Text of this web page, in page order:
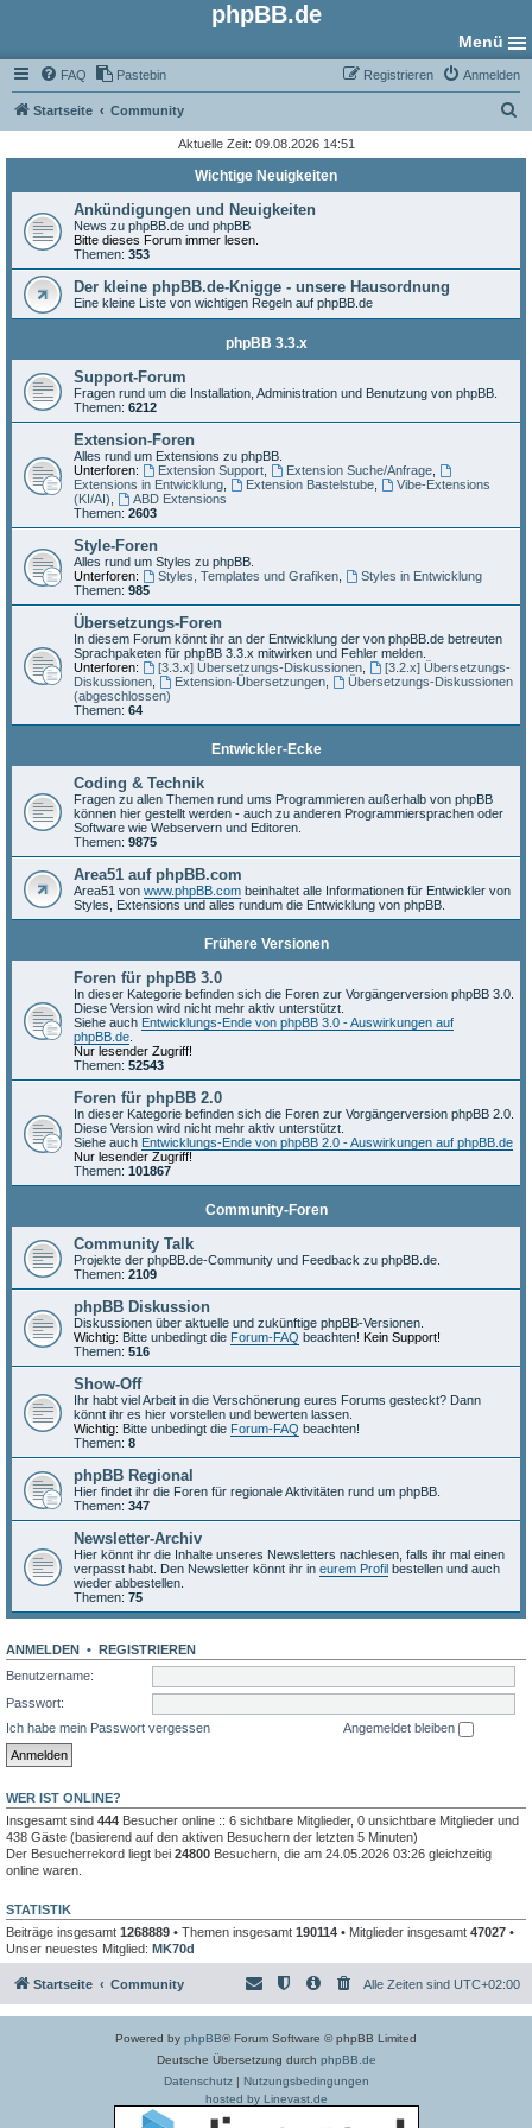
phpBB.de
Menü
FAQ Pastebin Anmelden
Registrieren
Startseite Community
h
Aktuelle Zeit: 09.08.2026 14:51
Wichtige Neuigkeiten
Ankündigungen und Neuigkeiten
News zu phpBB.de und phpBB
Bitte dieses Forum immer lesen.
Themen: 353
Der kleine phpBB.de-Knigge - unsere Hausordnung
Eine kleine Liste von wichtigen Regeln auf phpBB.de
phpBB 3.3.x
Support-Forum
Fragen rund um die Installation, Administration und Benutzung von phpBB.
Themen: 6212
Extension-Foren
Alles rund um Extensions zu phpBB.
Unterforen:
Extension Support, Extension Suche/Anfrage,
Extensions in Entwicklung
Extension Bastelstube,
Vibe-Extensions
(KI/AI)
ABD Extensions
Themen: 2603
Style-Foren
Alles rund um Styles zu phpBB.
Unterforen:
Styles, Templates und Grafiken,
Styles in Entwicklung
Themen: 985
Übersetzungs-Foren
In diesem Forum könnt ihr an der Entwicklung der von phpBB.de betreuten
Sprachpaketen für phpBB 3.3.x mitwirken und Fehler melden.
Unterforen:
[3.3.x] Übersetzungs-Diskussionen,
[3.2.x] Übersetzungs-
Diskussionen
Extension-Übersetzungen,
Übersetzungs-Diskussionen
(abgeschlossen)
Themen: 64
Entwickler-Ecke
Coding & Technik
Fragen zu allen Themen rund ums Programmieren außerhalb von phpBB
können hier gestellt werden - auch zu anderen Programmiersprachen oder
Software wie Webservern und Editoren.
Themen: 9875
Area51 auf phpBB.com
Area51 von www.phpBB.com beinhaltet alle Informationen für Entwickler von
Styles, Extensions und alles rundum die Entwicklung von phpBB.
Frühere Versionen
Foren für phpBB 3.0
In dieser Kategorie befinden sich die Foren zur Vorgängerversion phpBB 3.0.
Diese Version wird nicht mehr aktiv unterstützt.
Siehe auch Entwicklungs-Ende von phpBB 3.0 - Auswirkungen auf
phpBB.de
Nur lesender Zugriff!
Themen: 52543
Foren für phpBB 2.0
In dieser Kategorie befinden sich die Foren zur Vorgängerversion phpBB 2.0.
Diese Version wird nicht mehr aktiv unterstützt.
Siehe auch Entwicklungs-Ende von phpBB 2.0 - Auswirkungen auf phpBB.de
Nur lesender Zugriff!
Themen: 101867
Community-Foren
Community Talk
Projekte der phpBB.de-Community und Feedback zu phpBB.de.
Themen: 2109
phpBB Diskussion
Diskussionen über aktuelle und zukünftige phpBB-Versionen.
Wichtig: Bitte unbedingt die Forum-FAQ beachten! Kein Support!
Themen: 516
Show-Off
Ihr habt viel Arbeit in die Verschönerung eures Forums gesteckt? Dann
könnt ihr es hier vorstellen und bewerten lassen.
Wichtig: Bitte unbedingt die Forum-FAQ beachten!
Themen: 8
phpBB Regional
Hier findet ihr die Foren für regionale Aktivitäten rund um phpBB.
Themen: 347
Newsletter-Archiv
Hier könnt ihr die Inhalte unseres Newsletters nachlesen, falls ihr mal einen
verpasst habt. Den Newsletter könnt ihr in eurem Profil bestellen und auch
wieder abbestellen.
Themen: 75
ANMELDEN • REGISTRIEREN
Benutzername:
Passwort:
Ich habe mein Passwort vergessen
Angemeldet bleiben
WER IST ONLINE?
Insgesamt sind 444 Besucher online :: 6 sichtbare Mitglieder, 0 unsichtbare Mitglieder und
438 Gäste (basierend auf den aktiven Besuchern der letzten 5 Minuten)
Der Besucherrekord liegt bei 24800 Besuchern, die am 24.05.2026 03:26 gleichzeitig
online waren.
STATISTIK
Beiträge insgesamt 1268889 • Themen insgesamt 190114 • Mitglieder insgesamt 47027 •
Unser neuestes Mitglied: MK70d
Startseite Community Alle Zeiten sind UTC+02:00
Powered by phpBB® Forum Software © phpBB Limited
Deutsche Übersetzung durch phpBB.de
Datenschutz| Nutzungsbedingungen
hosted by Linevast.de